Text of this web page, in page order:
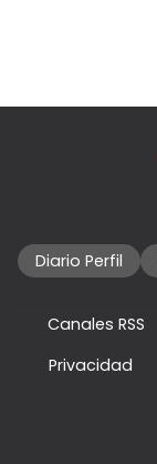
Diario Perfil
Canales RSS
Privacidad